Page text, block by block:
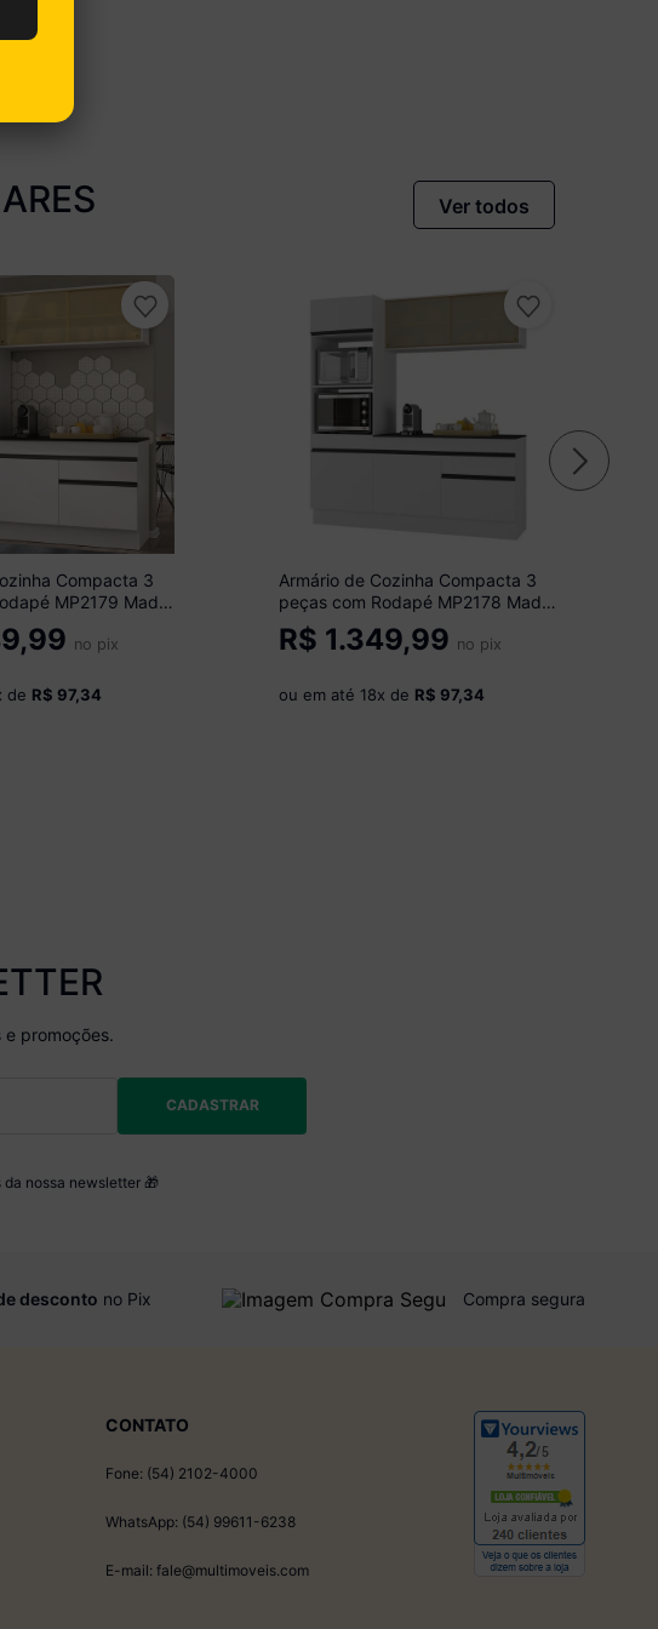
Ver todos
Compacta 3
MP2179 Made
Preto
no pix
de R$ 97,34
Armário de Cozinha Compacta 3
peças com Rodapé MP2178 Made
Multimóveis Branco/Preto
R$ 1.349,99 no pix
ou em até 18x de R$ 97,34
promoções.
CADASTRAR
nossa newsletter 🎁
desconto no Pix Compra segura
CONTATO
Fone: (54) 2102-4000
WhatsApp: (54) 99611-6238
E-mail: fale@multimoveis.com